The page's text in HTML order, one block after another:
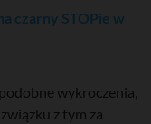
czarny STOPie w
wykroczenia,
z tym za